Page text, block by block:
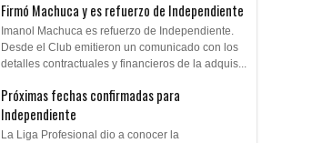
Firmó Machuca y es refuerzo de Independiente
Imanol Machuca es refuerzo de Independiente.
Desde el Club emitieron un comunicado con los
detalles contractuales y financieros de la adquis...
Próximas fechas confirmadas para
Independiente
La Liga Profesional dio a conocer la